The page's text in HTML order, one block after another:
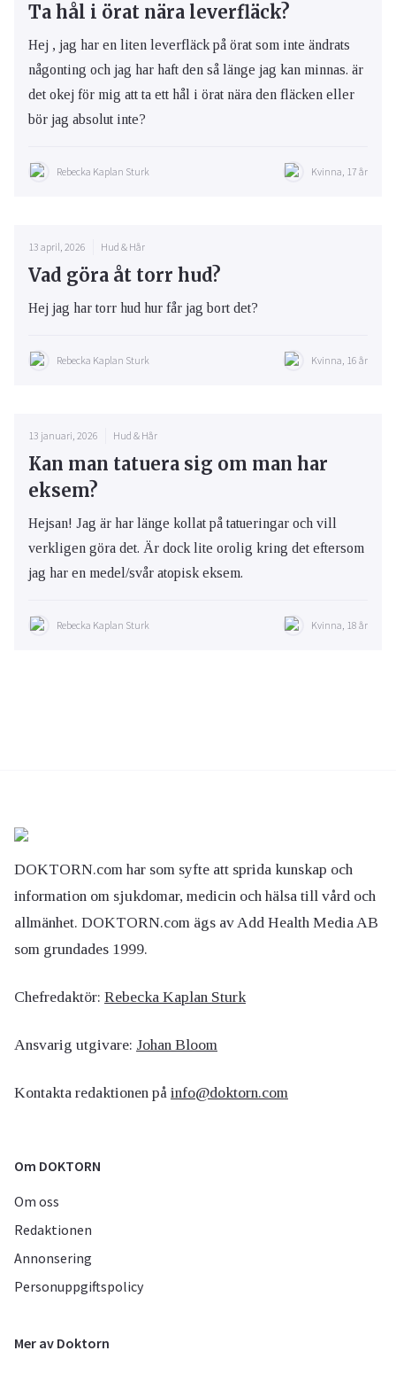
Ta hål i örat nära leverfläck?
Hej , jag har en liten leverfläck på örat som inte ändrats
någonting och jag har haft den så länge jag kan minnas. är
det okej för mig att ta ett hål i örat nära den fläcken eller
bör jag absolut inte?
Rebecka Kaplan Sturk Kvinna, 17 år
13 april, 2026 Hud & Hår
Vad göra åt torr hud?
Hej jag har torr hud hur får jag bort det?
Rebecka Kaplan Sturk Kvinna, 16 år
13 januari, 2026 Hud & Hår
Kan man tatuera sig om man har
eksem?
Hejsan! Jag är har länge kollat på tatueringar och vill
verkligen göra det. Är dock lite orolig kring det eftersom
jag har en medel/svår atopisk eksem.
Rebecka Kaplan Sturk Kvinna, 18 år
DOKTORN.com har som syfte att sprida kunskap och
information om sjukdomar, medicin och hälsa till vård och
allmänhet. DOKTORN.com ägs av Add Health Media AB
som grundades 1999.
Chefredaktör: Rebecka Kaplan Sturk
Ansvarig utgivare: Johan Bloom
Kontakta redaktionen på info@doktorn.com
Om DOKTORN
Om oss
Redaktionen
Annonsering
Personuppgiftspolicy
Mer av Doktorn